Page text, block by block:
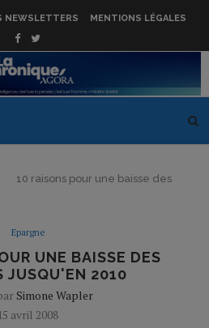
NEWSLETTERS MENTIONS LÉGALES
10 raisons pour une baisse des
Epargne
UNE BAISSE DES
JUSQU'EN 2010
Simone Wapler
avril 2008